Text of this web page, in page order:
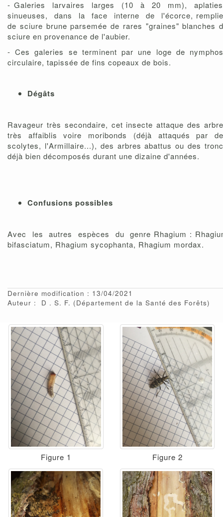
- Galeries larvaires larges (10 à 20 mm),
sinueuses, dans la face interne de l'écorce,
de sciure brune parsemée de rares "graines" blanches
sciure en provenance de l'aubier.
- Ces galeries se terminent par une loge de
circulaire, tapissée de fins copeaux de bois.
Dégâts
Ravageur très secondaire, cet insecte attaque des
très affaiblis voire moribonds (déjà attaqués par
scolytes, l'Armillaire...), des arbres abattus ou des
déjà bien décomposés durant une dizaine d'années.
Confusions possibles
Avec les autres espèces du genre Rhagium :
bifasciatum, Rhagium sycophanta, Rhagium mordax.
Dernière modification : 13/04/2021
Auteur :
D S. F. (Département de la Santé des Forêts)
Figure 1 Figure 2